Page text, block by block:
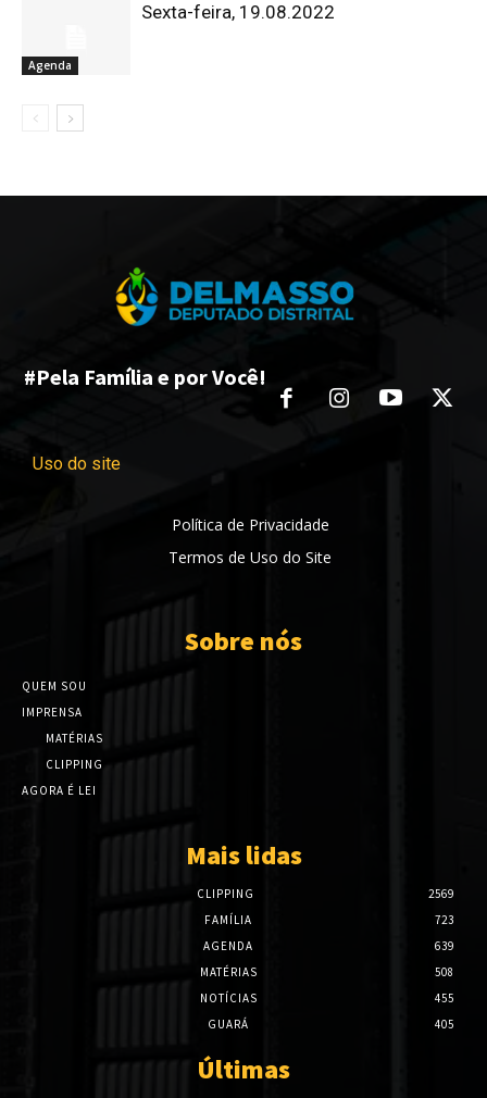
Agenda
Sexta-feira, 19.08.2022
#Pela Família e por Você!
Uso do site
Política de Privacidade
Termos de Uso do Site
Sobre nós
QUEM SOU
IMPRENSA
MATÉRIAS
CLIPPING
AGORA É LEI
Mais lidas
CLIPPING
2569
FAMÍLIA
723
AGENDA
639
MATÉRIAS
508
NOTÍCIAS
455
GUARÁ
405
Últimas